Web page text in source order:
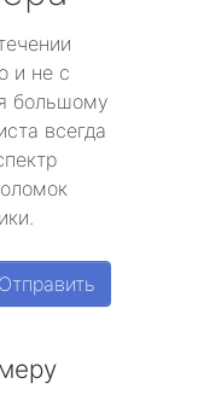
и не с
большому
всегда
Отправить